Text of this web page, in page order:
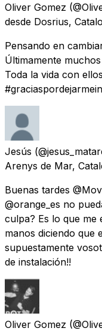
Oliver Gomez
desde Dosrius,
Pensando en
Últimamente
Toda la vida con
Jesús
Arenys de Mar,
Buenas tardes
@orange_es no
culpa? Es lo que me
manos diciendo que
supuestamente
de instalación!!
Oliver Gomez